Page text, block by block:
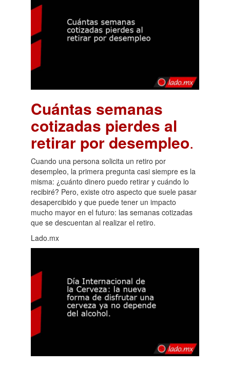
Cuántas semanas
cotizadas pierdes al
retirar por desempleo.
Cuando una persona solicita un retiro por
desempleo, la primera pregunta casi siempre es la
misma: ¿cuánto dinero puedo retirar y cuándo lo
recibiré? Pero, existe otro aspecto que suele pasar
desapercibido y que puede tener un impacto
mucho mayor en el futuro: las semanas cotizadas
que se descuentan al realizar el retiro.
Lado.mx